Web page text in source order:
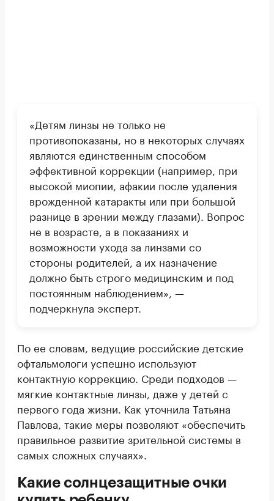
«Детям линзы не только не
противопоказаны, но в некоторых случаях
являются единственным способом
эффективной коррекции (например, при
высокой миопии, афакии после удаления
врожденной катаракты или при большой
разнице в зрении между глазами). Вопрос
не в возрасте, а в показаниях и
возможности ухода за линзами со
стороны родителей, а их назначение
должно быть строго медицинским и под
постоянным наблюдением», —
подчеркнула эксперт.
По ее словам, ведущие российские детские
офтальмологи успешно используют
контактную коррекцию. Среди подходов —
мягкие контактные линзы, даже у детей с
первого года жизни. Как уточнила Татьяна
Павлова, такие меры позволяют «обеспечить
правильное развитие зрительной системы в
самых сложных случаях».
Какие солнцезащитные очки